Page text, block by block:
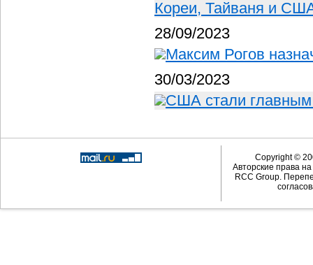
Кореи, Тайваня и
28/09/2023
Максим Рогов
30/03/2023
США стали главным
Copyright ©
Авторские права
RCC Group.